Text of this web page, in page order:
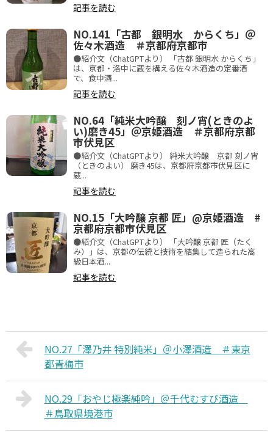
記事を読む
NO.141「古都 銀明水 からくち」＠
佐々木酒造 ＃京都府京都市
●紹介文（ChatGPTより） 「古都 銀明水 からくち」
は、京都・洛中に蔵を構える佐々木酒造の定番酒
で、食中酒...
記事を読む
NO.64「純米大吟醸 刻ノ宵(ときのよ
い)磨き45」＠京姫酒造 ＃京都府京都
市伏見区
●紹介文（ChatGPTより） 純米大吟醸 京都 刻ノ宵
（ときのよい） 磨き45は、京都府京都市伏見区に
蔵...
記事を読む
NO.15「大吟醸 京都 匠」@京姫酒造 #
京都府京都市伏見区
●紹介文（ChatGPTより） 「大吟醸 京都 匠（たく
み）」は、京都の伝統と技術を結集して造られた高
級日本酒...
記事を読む
NO.27「澤乃井 特別純米」＠小澤酒造 ＃東京
都青梅市
NO.29「おやじ極楽純吟」＠千代むすび酒造
＃鳥取県境港市